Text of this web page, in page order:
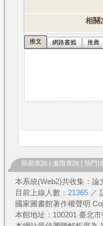
相關
推文 網路書籤 推薦
簡易查詢 進階查詢 熱門
本系統(Web2)共收集：論
目前上線人數： 21365 ／
國家圖書館著作權聲明
本館地址：100201 臺北